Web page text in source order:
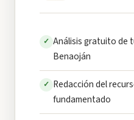
✓ Análisis gratuito de
Benaoján
✓ Redacción del
fundamentado